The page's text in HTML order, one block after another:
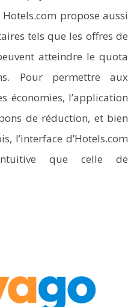
propose aussi
tels que les offres de
atteindre le quota
Pour permettre aux
économies, l’application
de réduction, et bien
l’interface d’Hotels.com
que celle de